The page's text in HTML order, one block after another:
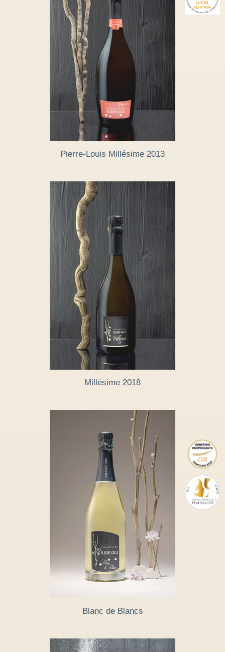
Pierre-Louis Millésime 2013
Millésime 2018
Blanc de Blancs